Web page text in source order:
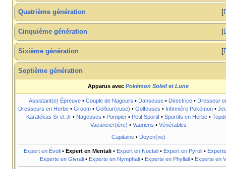
Quatrième génération
Cinquième génération
Sixième génération
Septième génération
Apparus avec Pokémon Soleilet Lune
Assistant(e) Épreuve• Couple de Nageurs • Danseuse• Directrice• Dresseur
Dresseurs en Herbe • Groom • Golfeur(euse) • Golfeuses • Infirmière Pokémon •
Karatékas Sr et Jr • Nageuses • Pompier • Petit Sportif • Sportifs en Herbe •
Vacancier(ière) • Vauriens • Vénérables
Capitaine• Doyen(ne)
Expert en Évoli• Expert en Mentali• Expert en Noctali• Expert en Pyroli•
Experte en Givrali • Experte en Nymphali • Experte en Phyllali • Experte en